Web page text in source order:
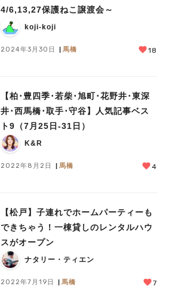
4/6,13,27保護ねこ譲渡会～
koji-koji
2024年3月30日 馬橋 18
【柏･豊四季･若柴･旭町･花野井･東深
井･西馬橋･取手･守谷】人気記事ベス
ト9（7月25日-31日）
K&R
2022年8月2日 馬橋 4
【松戸】子連れでホームパーティーも
できちゃう！一棟貸しのレンタルハウ
スがオープン
ナタリー・ティエン
2022年7月19日 馬橋 7